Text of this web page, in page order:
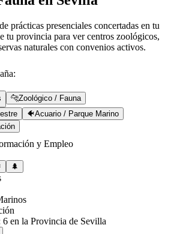
prácticas presenciales concertadas en tu
tu provincia para ver centros zoológicos,
naturales con convenios activos.
🐆Zoológico / Fauna
🐠Acuario / Parque Marino
y Empleo
🌲
6 en la Provincia de Sevilla